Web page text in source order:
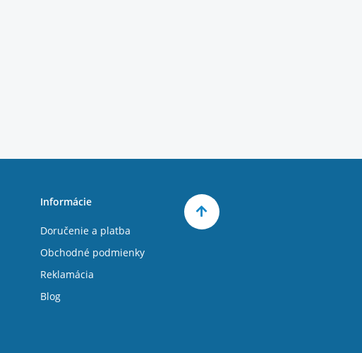
Informácie
Doručenie a platba
Obchodné podmienky
Reklamácia
Blog